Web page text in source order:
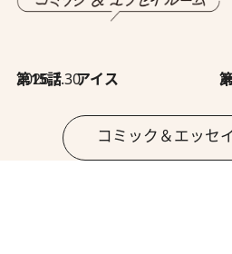
2026.7.30
第15話 アイス 第
コミック＆エッセ